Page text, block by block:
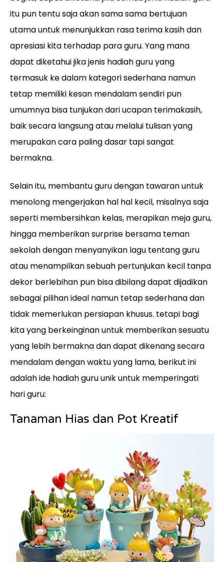
itu pun tentu saja akan sama sama bertujuan
utama untuk menunjukkan rasa terima kasih dan
apresiasi kita terhadap para guru. Yang mana
dapat diketahui jika jenis hadiah guru yang
termasuk ke dalam kategori sederhana namun
tetap memiliki kesan mendalam sendiri pun
umumnya bisa tunjukan dari ucapan terimakasih,
baik secara langsung atau melalui tulisan yang
merupakan cara paling dasar tapi sangat
bermakna.
Selain itu, membantu guru dengan tawaran untuk
menolong mengerjakan hal hal kecil, misalnya saja
seperti membersihkan kelas, merapikan meja guru,
hingga memberikan surprise bersama teman
sekolah dengan menyanyikan lagu tentang guru
atau menampilkan sebuah pertunjukan kecil tanpa
dekor berlebihan pun bisa dibilang dapat dijadikan
sebagai pilihan ideal namun tetap sederhana dan
tidak memerlukan persiapan khusus. tetapi bagi
kita yang berkeinginan untuk memberikan sesuatu
yang lebih bermakna dan dapat dikenang secara
mendalam dengan waktu yang lama, berikut ini
adalah ide hadiah guru unik untuk memperingati
hari guru:
Tanaman Hias dan Pot Kreatif